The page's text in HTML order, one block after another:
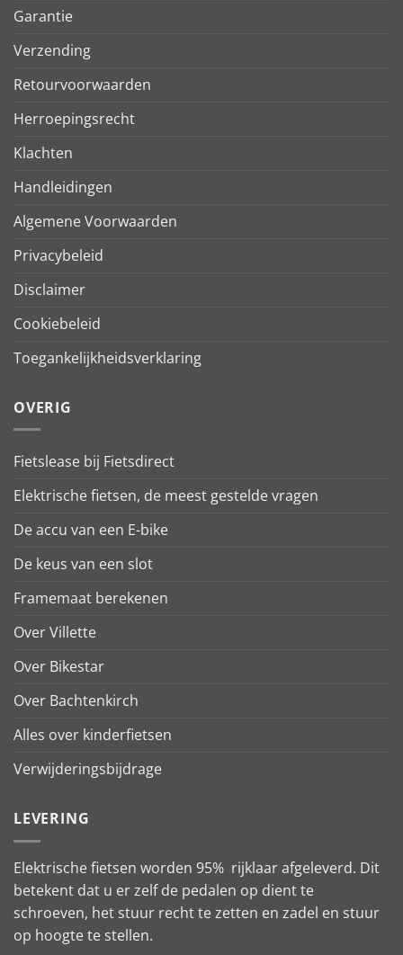
Garantie
Verzending
Retourvoorwaarden
Herroepingsrecht
Klachten
Handleidingen
Algemene Voorwaarden
Privacybeleid
Disclaimer
Cookiebeleid
Toegankelijkheidsverklaring
OVERIG
Fietslease bij Fietsdirect
Elektrische fietsen, de meest gestelde vragen
De accu van een E-bike
De keus van een slot
Framemaat berekenen
Over Villette
Over Bikestar
Over Bachtenkirch
Alles over kinderfietsen
Verwijderingsbijdrage
LEVERING
Elektrische fietsen worden 95% rijklaar afgeleverd. Dit
betekent dat u er zelf de pedalen op dient te
schroeven, het stuur recht te zetten en zadel en stuur
op hoogte te stellen.